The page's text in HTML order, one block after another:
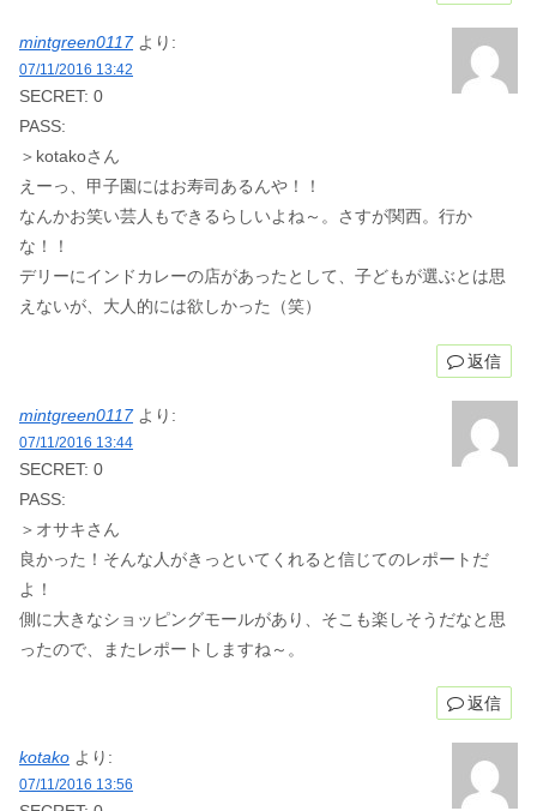
mintgreen0117 より:
07/11/2016 13:42
SECRET: 0
PASS:
＞kotakoさん
えーっ、甲子園にはお寿司あるんや！！
なんかお笑い芸人もできるらしいよね～。さすが関西。行か
な！！
デリーにインドカレーの店があったとして、子どもが選ぶとは思
えないが、大人的には欲しかった（笑）
返信
mintgreen0117 より:
07/11/2016 13:44
SECRET: 0
PASS:
＞オサキさん
良かった！そんな人がきっといてくれると信じてのレポートだ
よ！
側に大きなショッピングモールがあり、そこも楽しそうだなと思
ったので、またレポートしますね～。
返信
kotako より:
07/11/2016 13:56